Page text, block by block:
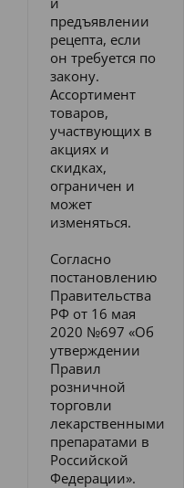
предъявлении
рецепта, если
он требуется по
закону.
Ассортимент
товаров,
участвующих в
акциях и
скидках,
ограничен и
может
изменяться.
Согласно
постановлению
Правительства
РФ от 16 мая
2020 №697 «Об
утверждении
Правил
розничной
торговли
лекарственными
препаратами в
Российской
Федерации».